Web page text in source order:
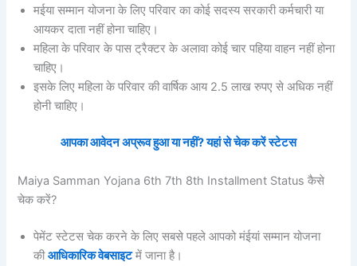
मईया सम्मान योजना के लिए परिवार का कोई सदस्य सरकारी कर्मचारी या
आयकर दाता नहीं होना चाहिए।
महिला के परिवार के पास ट्रैक्टर के अलावा कोई चार पहिया वाहन नहीं होना
चाहिए।
इसके लिए महिला के परिवार की वार्षिक आय 2.5 लाख रुपए से अधिक नहीं
होनी चाहिए।
आपका आवेदन अप्रूव हुआ या नहीं? यहां से चेक करें स्टेटस
Maiya Samman Yojana 6th 7th 8th Installment Status कैसे
चेक करें?
पेमेंट स्टेटस चेक करने के लिए सबसे पहले आपको मंईयां सम्मान योजना
कीआधिकारिक वेबसाइटमें जाना है।